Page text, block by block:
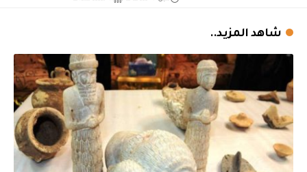
شاهد المزيد..